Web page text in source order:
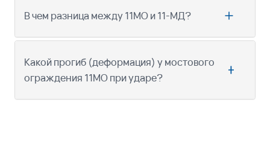
В чем разница между 11МО и 11-МД?
Какой прогиб (деформация) у мостового
ограждения 11МО при ударе?